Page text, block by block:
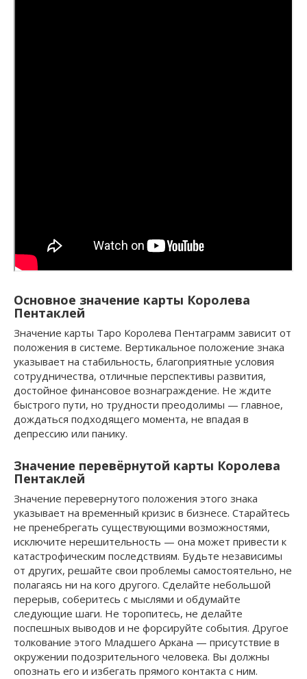
Основное значение карты Королева
Пентаклей
Значение карты Таро Королева Пентаграмм зависит от
положения в системе. Вертикальное положение знака
указывает на стабильность, благоприятные условия
сотрудничества, отличные перспективы развития,
достойное финансовое вознаграждение. Не ждите
быстрого пути, но трудности преодолимы — главное,
дождаться подходящего момента, не впадая в
депрессию или панику.
Значение перевёрнутой карты Королева
Пентаклей
Значение перевернутого положения этого знака
указывает на временный кризис в бизнесе. Старайтесь
не пренебрегать существующими возможностями,
исключите нерешительность — она может привести к
катастрофическим последствиям. Будьте независимы
от других, решайте свои проблемы самостоятельно, не
полагаясь ни на кого другого. Сделайте небольшой
перерыв, соберитесь с мыслями и обдумайте
следующие шаги. Не торопитесь, не делайте
поспешных выводов и не форсируйте события. Другое
толкование этого Младшего Аркана — присутствие в
окружении подозрительного человека. Вы должны
опознать его и избегать прямого контакта с ним.